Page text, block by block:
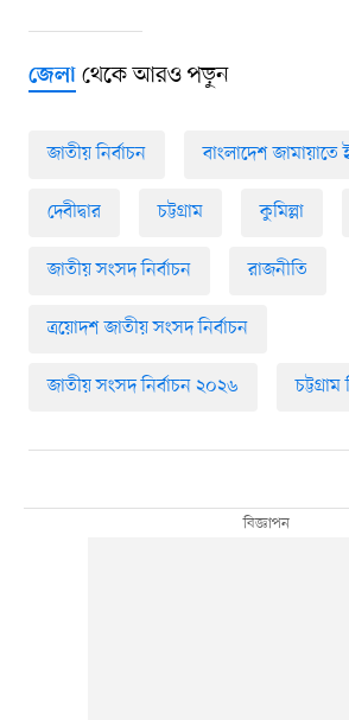
জেলাথেকে আরও পড়ুন
জাতীয় নির্বাচন বাংলাদেশ জামায়াতে
দেবীদ্বার চট্টগ্রাম কুমিল্লা
জাতীয় সংসদ নির্বাচন রাজনীতি
ত্রয়োদশ জাতীয় সংসদ নির্বাচন
জাতীয় সংসদ নির্বাচন ২০২৬